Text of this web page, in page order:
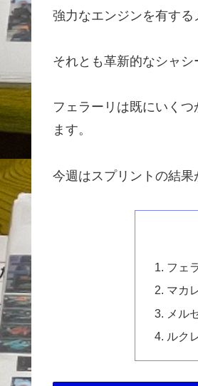
強力なエンジンを有する
それとも革新的なシャ
フェラーリは既にいく
ます。
今週はスプリントの結果
フェ
マカ
メル
ルク